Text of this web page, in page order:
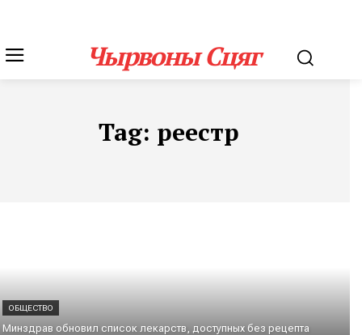
Чырвоны Сцяг
Tag: реестр
ОБЩЕСТВО
Минздрав обновил список лекарств, доступных без рецепта